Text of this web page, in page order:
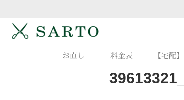
お直し 料金表 【宅配